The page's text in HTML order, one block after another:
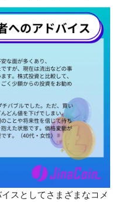
スとしてさまざまなコメ